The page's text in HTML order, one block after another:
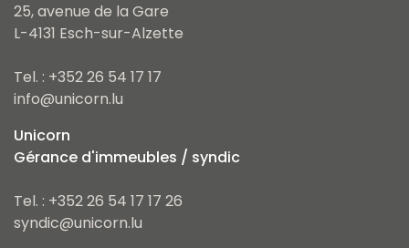
25, avenue de la Gare
L-4131 Esch-sur-Alzette
Tel. : +352 26 54 17 17
info@unicorn.lu
Unicorn
Gérance d'immeubles / syndic
Tel. : +352 26 54 17 17 26
syndic@unicorn.lu